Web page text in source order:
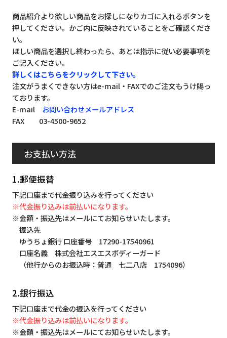
商品紹介より欲しい商品をお探しになりカゴに入れるボタンを
押してください。かご内に反映されていることをご確認くださ
い。
ほしい商品を選択し終わったら、あとは指示に従い必要事項を
ご記入ください。
詳しくはこちらをクリックして下さい。
注文がうまくできない方はe-mail・FAXでのご注文もうけ賜っ
ております。
E-mail お問い合わせメールアドレス
FAX 03-4500-9652
お支払い方法
1.郵便振替
下記口座まで代金振り込みを行ってください
※代金振り込みは前払いになります。
※金額・振込先はメールにてお知らせいたします。
振込先
ゆうちょ銀行 口座番号 17290-17540961
口座名義 株式会社エスエスボディーガード
（他行からのお振込時：普通 七二八店 1754096）
2.銀行振込
下記口座まで代金の振込を行ってください
※代金振り込みは前払いになります。
※金額・振込先はメールにてお知らせいたします。